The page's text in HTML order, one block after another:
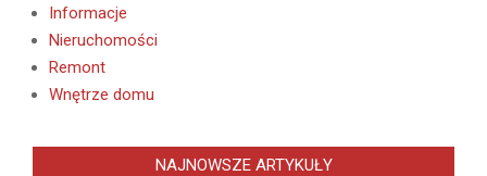
Informacje
Nieruchomości
Remont
Wnętrze domu
NAJNOWSZE ARTYKUŁY